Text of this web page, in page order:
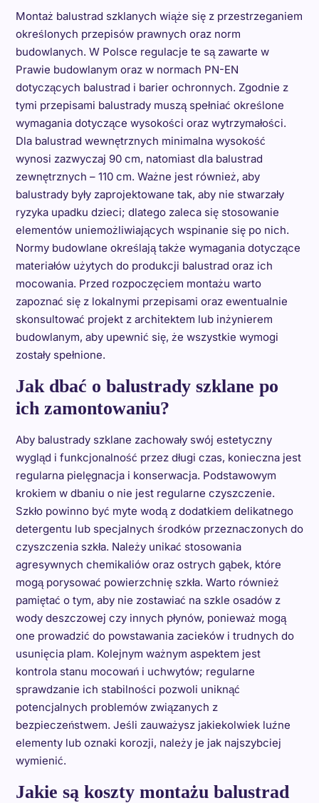
Montaż balustrad szklanych wiąże się z przestrzeganiem
określonych przepisów prawnych oraz norm
budowlanych. W Polsce regulacje te są zawarte w
Prawie budowlanym oraz w normach PN-EN
dotyczących balustrad i barier ochronnych. Zgodnie z
tymi przepisami balustrady muszą spełniać określone
wymagania dotyczące wysokości oraz wytrzymałości.
Dla balustrad wewnętrznych minimalna wysokość
wynosi zazwyczaj 90 cm, natomiast dla balustrad
zewnętrznych – 110 cm. Ważne jest również, aby
balustrady były zaprojektowane tak, aby nie stwarzały
ryzyka upadku dzieci; dlatego zaleca się stosowanie
elementów uniemożliwiających wspinanie się po nich.
Normy budowlane określają także wymagania dotyczące
materiałów użytych do produkcji balustrad oraz ich
mocowania. Przed rozpoczęciem montażu warto
zapoznać się z lokalnymi przepisami oraz ewentualnie
skonsultować projekt z architektem lub inżynierem
budowlanym, aby upewnić się, że wszystkie wymogi
zostały spełnione.
Jak dbać o balustrady szklane po
ich zamontowaniu?
Aby balustrady szklane zachowały swój estetyczny
wygląd i funkcjonalność przez długi czas, konieczna jest
regularna pielęgnacja i konserwacja. Podstawowym
krokiem w dbaniu o nie jest regularne czyszczenie.
Szkło powinno być myte wodą z dodatkiem delikatnego
detergentu lub specjalnych środków przeznaczonych do
czyszczenia szkła. Należy unikać stosowania
agresywnych chemikaliów oraz ostrych gąbek, które
mogą porysować powierzchnię szkła. Warto również
pamiętać o tym, aby nie zostawiać na szkle osadów z
wody deszczowej czy innych płynów, ponieważ mogą
one prowadzić do powstawania zacieków i trudnych do
usunięcia plam. Kolejnym ważnym aspektem jest
kontrola stanu mocowań i uchwytów; regularne
sprawdzanie ich stabilności pozwoli uniknąć
potencjalnych problemów związanych z
bezpieczeństwem. Jeśli zauważysz jakiekolwiek luźne
elementy lub oznaki korozji, należy je jak najszybciej
wymienić.
Jakie są koszty montażu balustrad